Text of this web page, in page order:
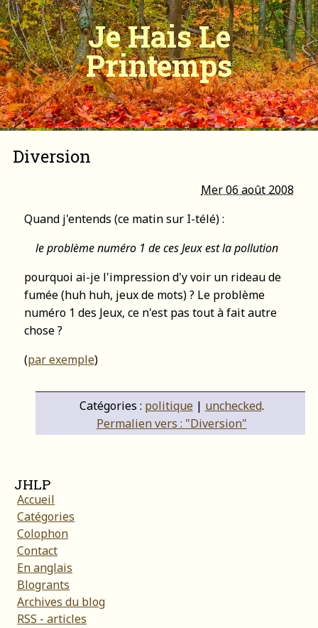
Je Hais Le
Printemps
Diversion
Mer 06 août 2008
Quand j'entends (ce matin sur I-télé) :
le problème numéro 1 de ces Jeux est la pollution
pourquoi ai-je l'impression d'y voir un rideau de
fumée (huh huh, jeux de mots) ? Le problème
numéro 1 des Jeux, ce n'est pas tout à fait autre
chose ?
(par exemple)
Catégories : politique| unchecked.
Permalien vers : "Diversion"
JHLP
Accueil
Catégories
Colophon
Contact
En anglais
Blogrants
Archives du blog
RSS - articles